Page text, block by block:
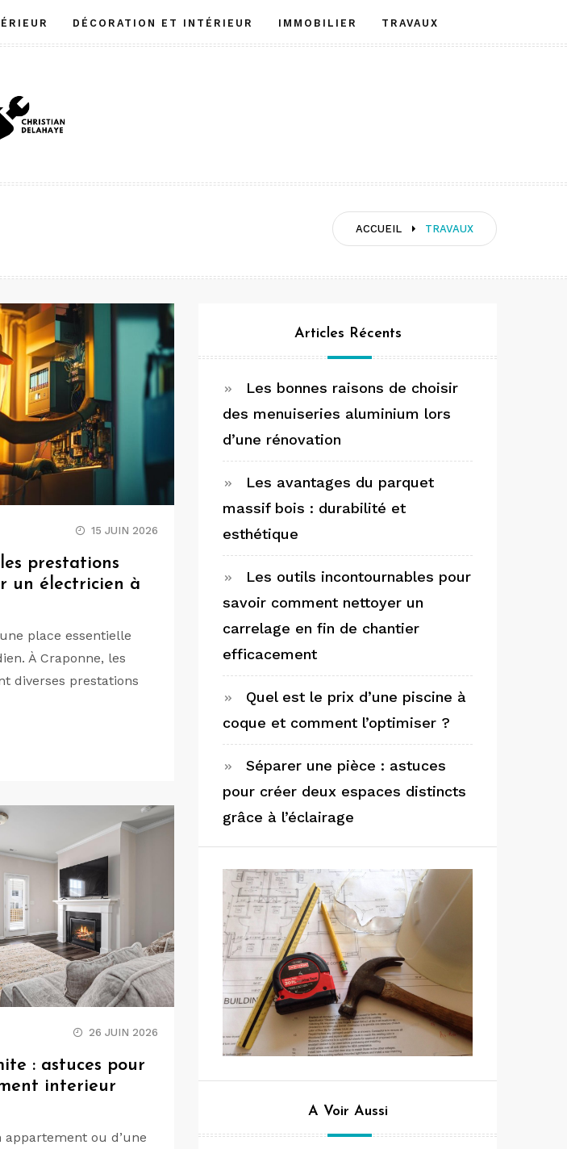
DÉCORATION ET INTÉRIEUR IMMOBILIER TRAVAUX
ACCUEIL TRAVAUX
15 JUIN 2026
prestations
un électricien à
place essentielle
À Craponne, les
diverses prestations
26 JUIN 2026
: astuces pour
interieur
appartement ou d’une
Articles Récents
Les bonnes raisons de choisir
des menuiseries aluminium lors
d’une rénovation
Les avantages du parquet
massif bois : durabilité et
esthétique
Les outils incontournables pour
savoir comment nettoyer un
carrelage en fin de chantier
efficacement
Quel est le prix d’une piscine à
coque et comment l’optimiser ?
Séparer une pièce : astuces
pour créer deux espaces distincts
grâce à l’éclairage
A Voir Aussi